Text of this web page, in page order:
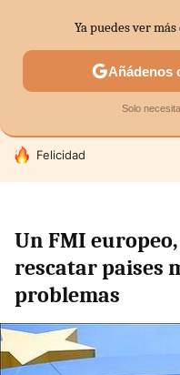
SECTORES ECONOMÍA
HOY SE HABLA DE
Felicidad
Un FMI
rescatar paises
problemas
Ya puedes ver
Añádenos
Solo